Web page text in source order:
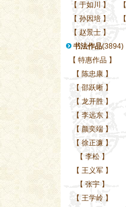
【 于如川 】 【
【 孙因培 】 【
【 赵景士 】
书法作品(3894)
【 特惠作品】
【 陈忠康】
【 邵跃晰】
【 龙开胜】
【 李远东】
【 颜奕端】
【 徐正濂】
【 李松】
【 王义军】
【 张宇】
【 王学岭】